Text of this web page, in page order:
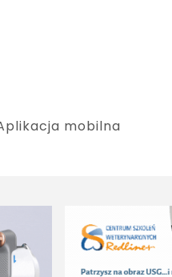
mobilna